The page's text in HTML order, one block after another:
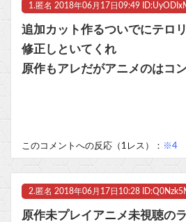
ビットコイン再び1600万円へ。ド
1. 匿名 2018年06月17日09:49
追加カット作るついでにテロ
修正しといてくれ
原作もアレだがアニメのはコ
このコメントへの反応（1レス）： ※4
2. 匿名 2018年06月17日10:28
原作未プレイアニメ未視聴の